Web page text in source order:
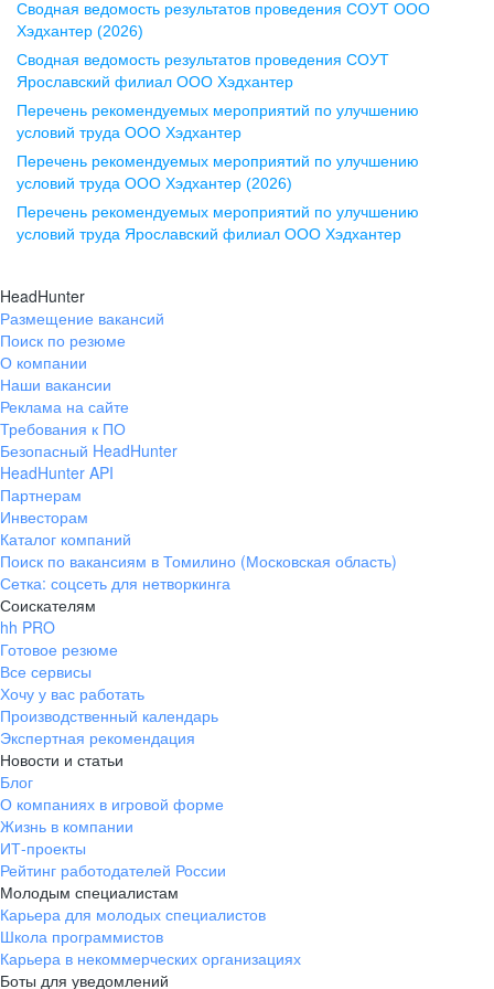
ул. Комиссаржевской, д. 10,
офис 1212
+7 473 280-05-05
pr@vrn.hh.ru
ул. Спартаковская, д. 2А, этаж 3,
помещение 15
+7 843 212-12-50
Екатеринбург
ул. Боевых Дружин, стр. 20,
+7 343 226-79-99
pr@ural.hh.ru
ул. Янковского, д. 169, 7 этаж,
706 каб.
+7 861 205-55-57
pr@krd.hh.ru
Владивосток
пер. Ланинский д. 4, офис 3.4
+7 423 202-33-28
pr@dv.hh.ru
Новосибирск
ул. Большевистская, д. 35,
помещение 21
+7 383 207-94-64
pr@nsk.hh.ru
Минск
Сводная ведомость результатов проведения СОУТ ООО
Хэдхантер (2026)
Сводная ведомость результатов проведения СОУТ
Ярославский филиал ООО Хэдхантер
Перечень рекомендуемых мероприятий по улучшению
условий труда ООО Хэдхантер
Перечень рекомендуемых мероприятий по улучшению
условий труда ООО Хэдхантер (2026)
Перечень рекомендуемых мероприятий по улучшению
условий труда Ярославский филиал ООО Хэдхантер
HeadHunter
Размещение вакансий
Поиск по резюме
О компании
Наши вакансии
Реклама на сайте
Требования к ПО
Безопасный HeadHunter
HeadHunter API
Партнерам
Инвесторам
Каталог компаний
Поиск по вакансиям в Томилино (Московская область)
Сетка: соцсеть для нетворкинга
Соискателям
hh PRO
Готовое резюме
Все сервисы
Хочу у вас работать
Производственный календарь
Экспертная рекомендация
Новости и статьи
Блог
О компаниях в игровой форме
Жизнь в компании
ИТ-проекты
Рейтинг работодателей России
Молодым специалистам
Карьера для молодых специалистов
Школа программистов
Карьера в некоммерческих организациях
Боты для уведомлений